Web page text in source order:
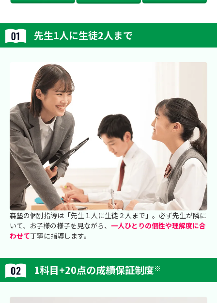
先生1人に生徒2人まで
森塾の個別指導は「先生１人に生徒２人まで」。必ず先生が隣に
いて、お子様の様子を見ながら、 一人ひとりの個性や理解度に合
わせて丁寧に指導します。
1科目+20点の成績保証制度※